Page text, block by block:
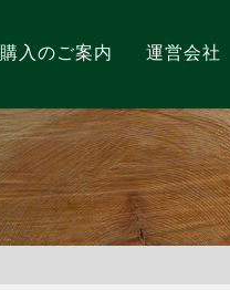
購入のご案内 運営会社